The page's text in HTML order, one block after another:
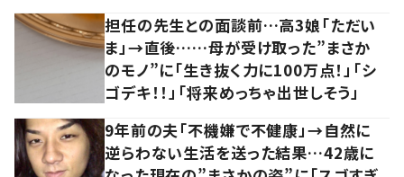
担任の先生との面談前…高3娘「ただい
ま」→直後……母が受け取った”まさか
のモノ”に「生き抜く力に100万点！」「シ
ゴデキ！！」「将来めっちゃ出世しそう」
9年前の夫「不機嫌で不健康」→自然に
逆らわない生活を送った結果…42歳に